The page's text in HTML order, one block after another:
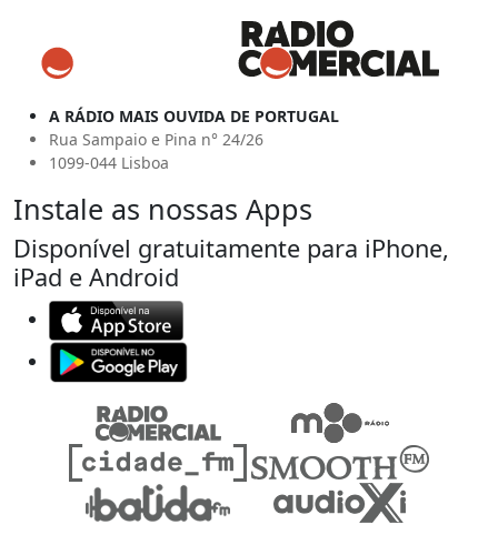
A RÁDIO MAIS OUVIDA DE PORTUGAL
Rua Sampaio e Pina n° 24/26
1099-044 Lisboa
Instale as nossas Apps
Disponível gratuitamente para iPhone,
iPad e Android